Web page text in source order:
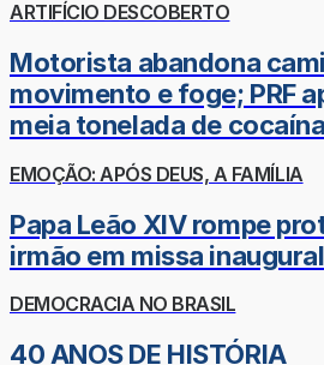
ARTIFÍCIO DESCOBERTO
Motorista abandona
movimento e foge; PRF
meia tonelada de cocaína
EMOÇÃO: APÓS DEUS, A FAMÍLIA
Papa Leão XIV rompe
irmão em missa inaugural
DEMOCRACIA NO BRASIL
40 ANOS DE HISTÓRIA